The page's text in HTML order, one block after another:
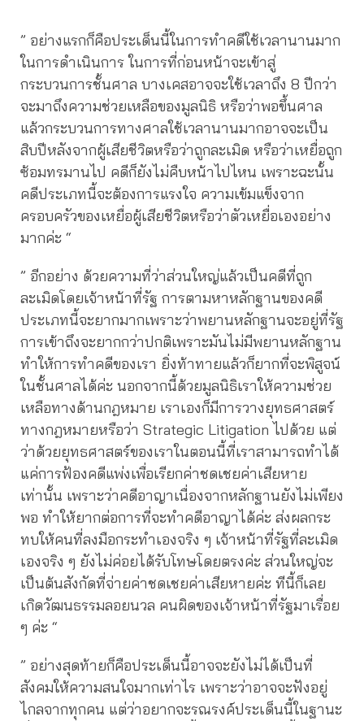
” อย่างแรกก็คือประเด็นนี้ในการทําคดีใช้เวลานานมาก
ในการดำเนินการ ในการที่ก่อนหน้าจะเข้าสู่
กระบวนการชั้นศาล บางเคสอาจจะใช้เวลาถึง 8 ปีกว่า
จะมาถึงความช่วยเหลือของมูลนิธิ หรือว่าพอขึ้นศาล
แล้วกระบวนการทางศาลใช้เวลานานมากอาจจะเป็น
สิบปีหลังจากผู้เสียชีวิตหรือว่าถูกละเมิด หรือว่าเหยื่อถูก
ซ้อมทรมานไป คดีก็ยังไม่คืบหน้าไปไหน เพราะฉะนั้น
คดีประเภทนี้จะต้องการแรงใจ ความเข้มแข็งจาก
ครอบครัวของเหยื่อผู้เสียชีวิตหรือว่าตัวเหยื่อเองอย่าง
มากค่ะ “
” อีกอย่าง ด้วยความที่ว่าส่วนใหญ่แล้วเป็นคดีที่ถูก
ละเมิดโดยเจ้าหน้าที่รัฐ การตามหาหลักฐานของคดี
ประเภทนี้จะยากมากเพราะว่าพยานหลักฐานจะอยู่ที่รัฐ
การเข้าถึงจะยากกว่าปกติเพราะมันไม่มีพยานหลักฐาน
ทำให้การทำคดีของเรา ยิ่งท้าทายแล้วก็ยากที่จะพิสูจน์
ในชั้นศาลได้ค่ะ นอกจากนี้ด้วยมูลนิธิเราให้ความช่วย
เหลือทางด้านกฎหมาย เราเองก็มีการวางยุทธศาสตร์
ทางกฎหมายหรือว่า Strategic Litigation ไปด้วย แต่
ว่าด้วยยุทธศาสตร์ของเราในตอนนี้ที่เราสามารถทำได้
แค่การฟ้องคดีแพ่งเพื่อเรียกค่าชดเชยค่าเสียหาย
เท่านั้น เพราะว่าคดีอาญาเนื่องจากหลักฐานยังไม่เพียง
พอ ทำให้ยากต่อการที่จะทำคดีอาญาได้ค่ะ ส่งผลกระ
ทบให้คนที่ลงมือกระทำเองจริง ๆ เจ้าหน้าที่รัฐที่ละเมิด
เองจริง ๆ ยังไม่ค่อยได้รับโทษโดยตรงค่ะ ส่วนใหญ่จะ
เป็นต้นสังกัดที่จ่ายค่าชดเชยค่าเสียหายค่ะ ทีนี้ก็เลย
เกิดวัฒนธรรมลอยนวล คนผิดของเจ้าหน้าที่รัฐมาเรื่อย
ๆ ค่ะ “
” อย่างสุดท้ายก็คือประเด็นนี้อาจจะยังไม่ได้เป็นที่
สังคมให้ความสนใจมากเท่าไร เพราะว่าอาจจะฟังอยู่
ไกลจากทุกคน แต่ว่าอยากจะรณรงค์ประเด็นนี้ในฐานะ